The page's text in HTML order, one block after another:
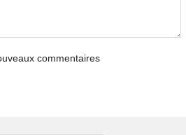
commentaires